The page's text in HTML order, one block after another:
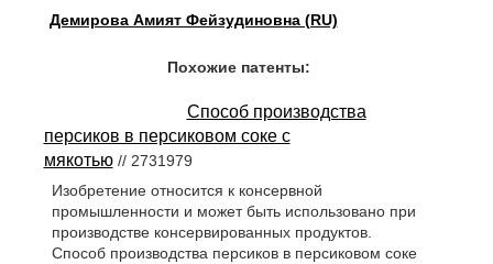
Демирова Амият Фейзудиновна (RU)
Похожие патенты:
Способ производства
персиков в персиковом соке с
мякотью// 2731979
Изобретение относится к консервной
промышленности и может быть использовано при
производстве консервированных продуктов.
Способ производства персиков в персиковом соке